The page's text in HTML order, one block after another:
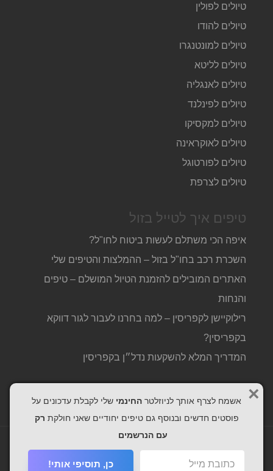
אשמח לצרף אותך לניוזלטר החינמי שלי לקבלת עדכונים על
פוסטים חדשים ובנוסף גם טיפים יחודיים שאני חולקת רק
עם הנרשמים
כן, תוסיפי אותי!
×
טיולים לפולין
טיולים להודו
טיולים למונטנגרו
טיולים לליטא
טיולים לאנגליה
טיולים לפינלנד
טיולים למקסיקו
טיולים לאוקראינה
טיולים לפורטוגל
טיולים לצרפת
טיפים איך לטייל בזול
איפה הכי משתלם לעשות ביטוח לחו"ל?
השכרת רכב בחו"ל בזול – ההמלצות והטיפים שלי
האתרים המובילים להזמנת הטיול המושלם – טיפים
והנחות
רילוקיישן לקפריסין – למה בחרנו לעבור לגור דווקא
בקפריסין?
המדריך המלא להשקעות נדל״ן בקפריסין
www.trvbox.co.il © 2026